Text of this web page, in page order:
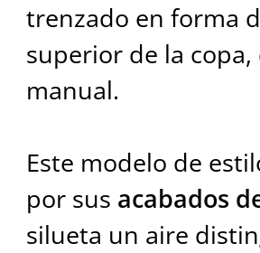
trenzado en forma
superior de la
manual.
Este modelo de
por sus acabados
silueta un aire